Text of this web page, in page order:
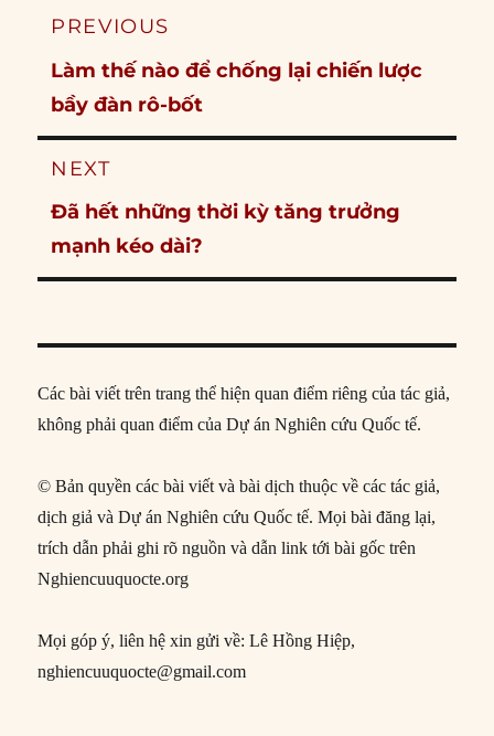
Post
PREVIOUS
Previous
post:
Làm thế nào để chống lại chiến lược
bầy đàn rô-bốt
NEXT
Next
post:
Đã hết những thời kỳ tăng trưởng
mạnh kéo dài?
Các bài viết trên trang thể hiện quan điểm riêng của tác giả,
không phải quan điểm của Dự án Nghiên cứu Quốc tế.
© Bản quyền các bài viết và bài dịch thuộc về các tác giả,
dịch giả và Dự án Nghiên cứu Quốc tế. Mọi bài đăng lại,
trích dẫn phải ghi rõ nguồn và dẫn link tới bài gốc trên
Nghiencuuquocte.org
Mọi góp ý, liên hệ xin gửi về: Lê Hồng Hiệp,
nghiencuuquocte@gmail.com